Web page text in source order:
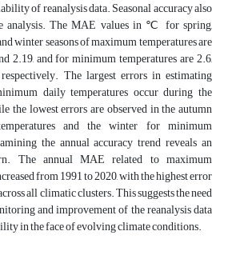
of reanalysis data. Seasonal accuracy also
analysis. The MAE values in ℃ for spring,
winter seasons of maximum temperatures are
2.19, and for minimum temperatures are 2.6,
The largest errors in estimating
daily temperatures occur during the
the lowest errors are observed in the autumn
and the winter for minimum
the annual accuracy trend reveals an
The annual MAE related to maximum
from 1991 to 2020, with the highest error
all climatic clusters. This suggests the need
and improvement of the reanalysis data
in the face of evolving climate conditions.